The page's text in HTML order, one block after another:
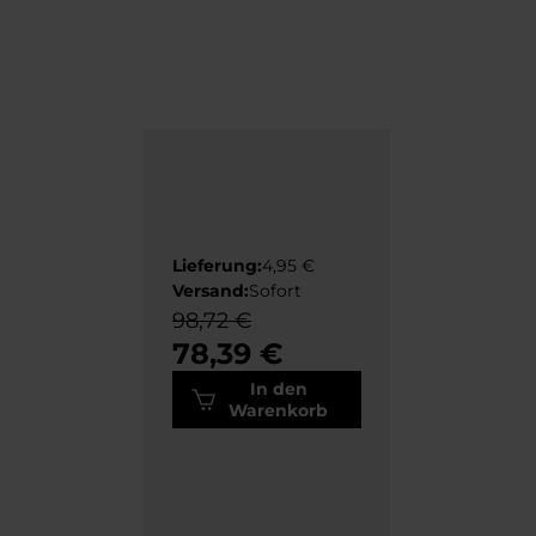
Lieferung:4,95 €
Versand:Sofort
98,72 €
78,39 €
In den
Warenkorb